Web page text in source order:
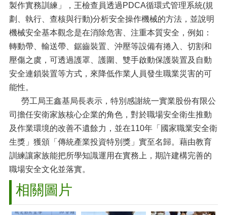
製作實務訓練」，王檢查員透過PDCA循環式管理系統(規
劃、執行、查核與行動)分析安全操作機械的方法，並說明
機械安全基本觀念是在消除危害、注重本質安全，例如：
轉動帶、輸送帶、鋸齒裝置、沖壓等設備有捲入、切割和
壓傷之虞，可透過護罩、護圍、雙手啟動保護裝置及自動
安全連鎖裝置等方式，來降低作業人員發生職業災害的可
能性。
勞工局王鑫基局長表示，特別感謝統一實業股份有限公
司擔任安衛家族核心企業的角色，對於職場安全衛生推動
及作業環境的改善不遺餘力，並在110年「國家職業安全衛
生獎」獲頒「傳統產業投資特別獎」實至名歸。藉由教育
訓練讓家族能把所學知識運用在實務上，期許建構完善的
職場安全文化並落實。
相關圖片